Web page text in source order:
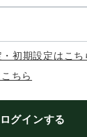
初期設定はこち
ちら
ログインする